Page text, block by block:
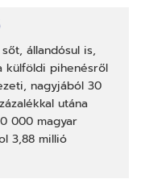
állandósul is,
külföldi pihenésről
nagyjából 30
utána
000 magyar
3,88 millió